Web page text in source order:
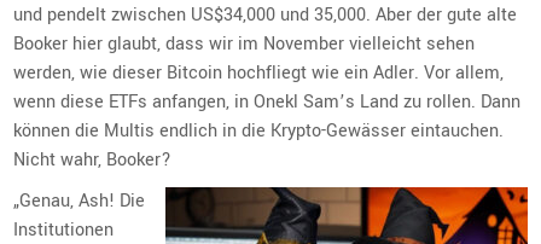
und pendelt zwischen US$34,000 und 35,000. Aber der gute alte
Booker hier glaubt, dass wir im November vielleicht sehen
werden, wie dieser Bitcoin hochfliegt wie ein Adler. Vor allem,
wenn diese ETFs anfangen, in Onekl Sam’s Land zu rollen. Dann
können die Multis endlich in die Krypto-Gewässer eintauchen.
Nicht wahr, Booker?
„Genau, Ash! Die
Institutionen